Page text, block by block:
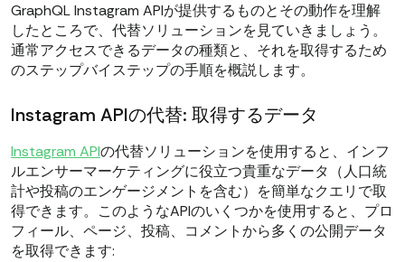
GraphQL Instagram APIが提供するものとその動作を理解
したところで、代替ソリューションを見ていきましょう。
通常アクセスできるデータの種類と、それを取得するため
のステップバイステップの手順を概説します。
Instagram APIの代替: 取得するデータ
Instagram APIの代替ソリューションを使用すると、インフ
ルエンサーマーケティングに役立つ貴重なデータ（人口統
計や投稿のエンゲージメントを含む）を簡単なクエリで取
得できます。このようなAPIのいくつかを使用すると、プロ
フィール、ページ、投稿、コメントから多くの公開データ
を取得できます: